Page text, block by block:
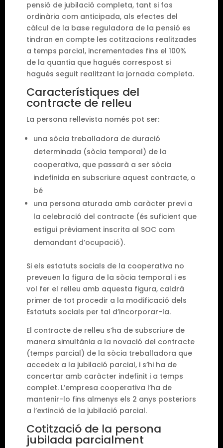
pensió de jubilació completa, tant si fos
ordinària com anticipada, als efectes del
càlcul de la base reguladora de la pensió es
tindran en compte les cotitzacions realitzades
a temps parcial, incrementades fins el 100%
de la quantia que hagués correspost si
hagués seguit realitzant la jornada completa.
Característiques del
contracte de relleu
La persona rellevista només pot ser:
una sòcia treballadora de duració
determinada (sòcia temporal) de la
cooperativa, que passarà a ser sòcia
indefinida en subscriure aquest contracte, o
bé
una persona aturada amb caràcter previ a
la celebració del contracte (és suficient que
estigui prèviament inscrita al SOC com
demandant d’ocupació).
Si els estatuts socials de la cooperativa no
preveuen la figura de la sòcia temporal i es
vol fer el relleu amb aquesta figura, caldrà
primer de tot procedir a la modificació dels
Estatuts socials per tal d’incorporar-la.
El contracte de relleu s’ha de subscriure de
manera simultània a la novació del contracte
(temps parcial) de la sòcia treballadora que
accedeix a la jubilació parcial, i s’hi ha de
concertar amb caràcter indefinit i a temps
complet. L’empresa cooperativa l’ha de
mantenir-lo fins almenys els 2 anys posteriors
a l’extinció de la jubilació parcial.
Cotització de la persona
jubilada parcialment